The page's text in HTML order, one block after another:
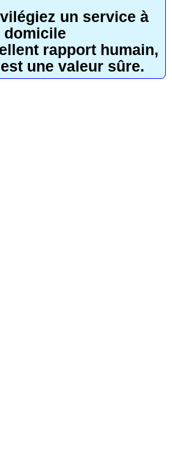
un service à
domicile
rapport humain,
une valeur sûre.